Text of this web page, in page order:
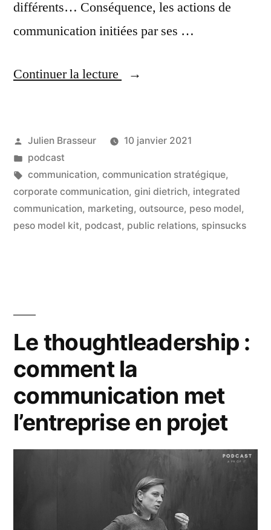
différents… Conséquence, les actions de
communication initiées par ses …
Continuer la lecture
« Concevez
de
communication
en
jouant
Peeters
(Outsource) »
Publié
par
Julien Brasseur
10 janvier 2021
Publié
dans
podcast
Étiquettes :
communication, communication stratégique,
corporate communication, gini dietrich, integrated
communication, marketing, outsource, peso model,
peso model kit, podcast, public relations, spinsucks
Le thoughtleadership :
comment la
communication met
l’entreprise en projet